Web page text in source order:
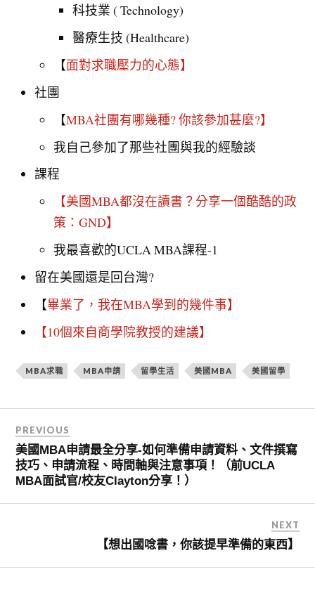
科技業 ( Technology)
醫療生技 (Healthcare)
【面對求職壓力的心態】
社團
【MBA社團有哪幾種? 你該參加甚麼?】
我自己參加了那些社團與我的經驗談
課程
【美國MBA都沒在讀書？分享一個酷酷的政
策：GND】
我最喜歡的UCLA MBA課程-1
留在美國還是回台灣?
【畢業了，我在MBA學到的幾件事】
【10個來自商學院教授的建議】
MBA求職 MBA申請 留學生活 美國MBA 美國留學
PREVIOUS
美國MBA申請最全分享-如何準備申請資料、文件撰寫
技巧、申請流程、時間軸與注意事項！（前UCLA
MBA面試官/校友Clayton分享！）
NEXT
【想出國唸書，你該提早準備的東西】